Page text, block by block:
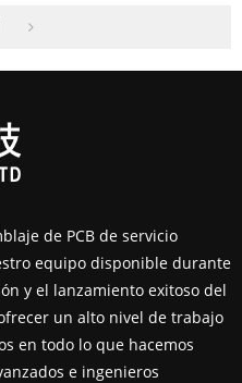
de PCB de servicio
equipo disponible durante
y el lanzamiento exitoso del
un alto nivel de trabajo
en todo lo que hacemos
e ingenieros